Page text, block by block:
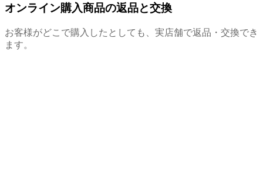
オンライン購入商品の返品と交換
お客様がどこで購入したとしても、実店舗で返品・交換でき
ます。